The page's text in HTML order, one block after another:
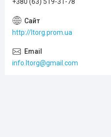
+380 (63) 519-31-78
http://ltorg.prom.ua
info.ltorg@gmail.com